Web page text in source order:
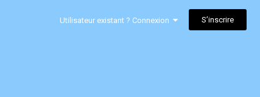
Utilisateur existant ? Connexion S’inscrire